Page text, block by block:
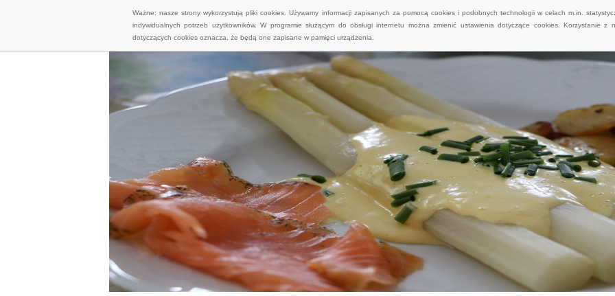
Ważne: nasze strony wykorzystują pliki cookies. Używamy informacji zapisanych za pomocą cookies i podobnych technologii w celach m.in.
indywidualnych potrzeb użytkowników. W programie służącym do obsługi internetu można zmienić ustawienia dotyczące cookies. Korzystanie z
dotyczących cookies oznacza, że będą one zapisane w pamięci urządzenia.